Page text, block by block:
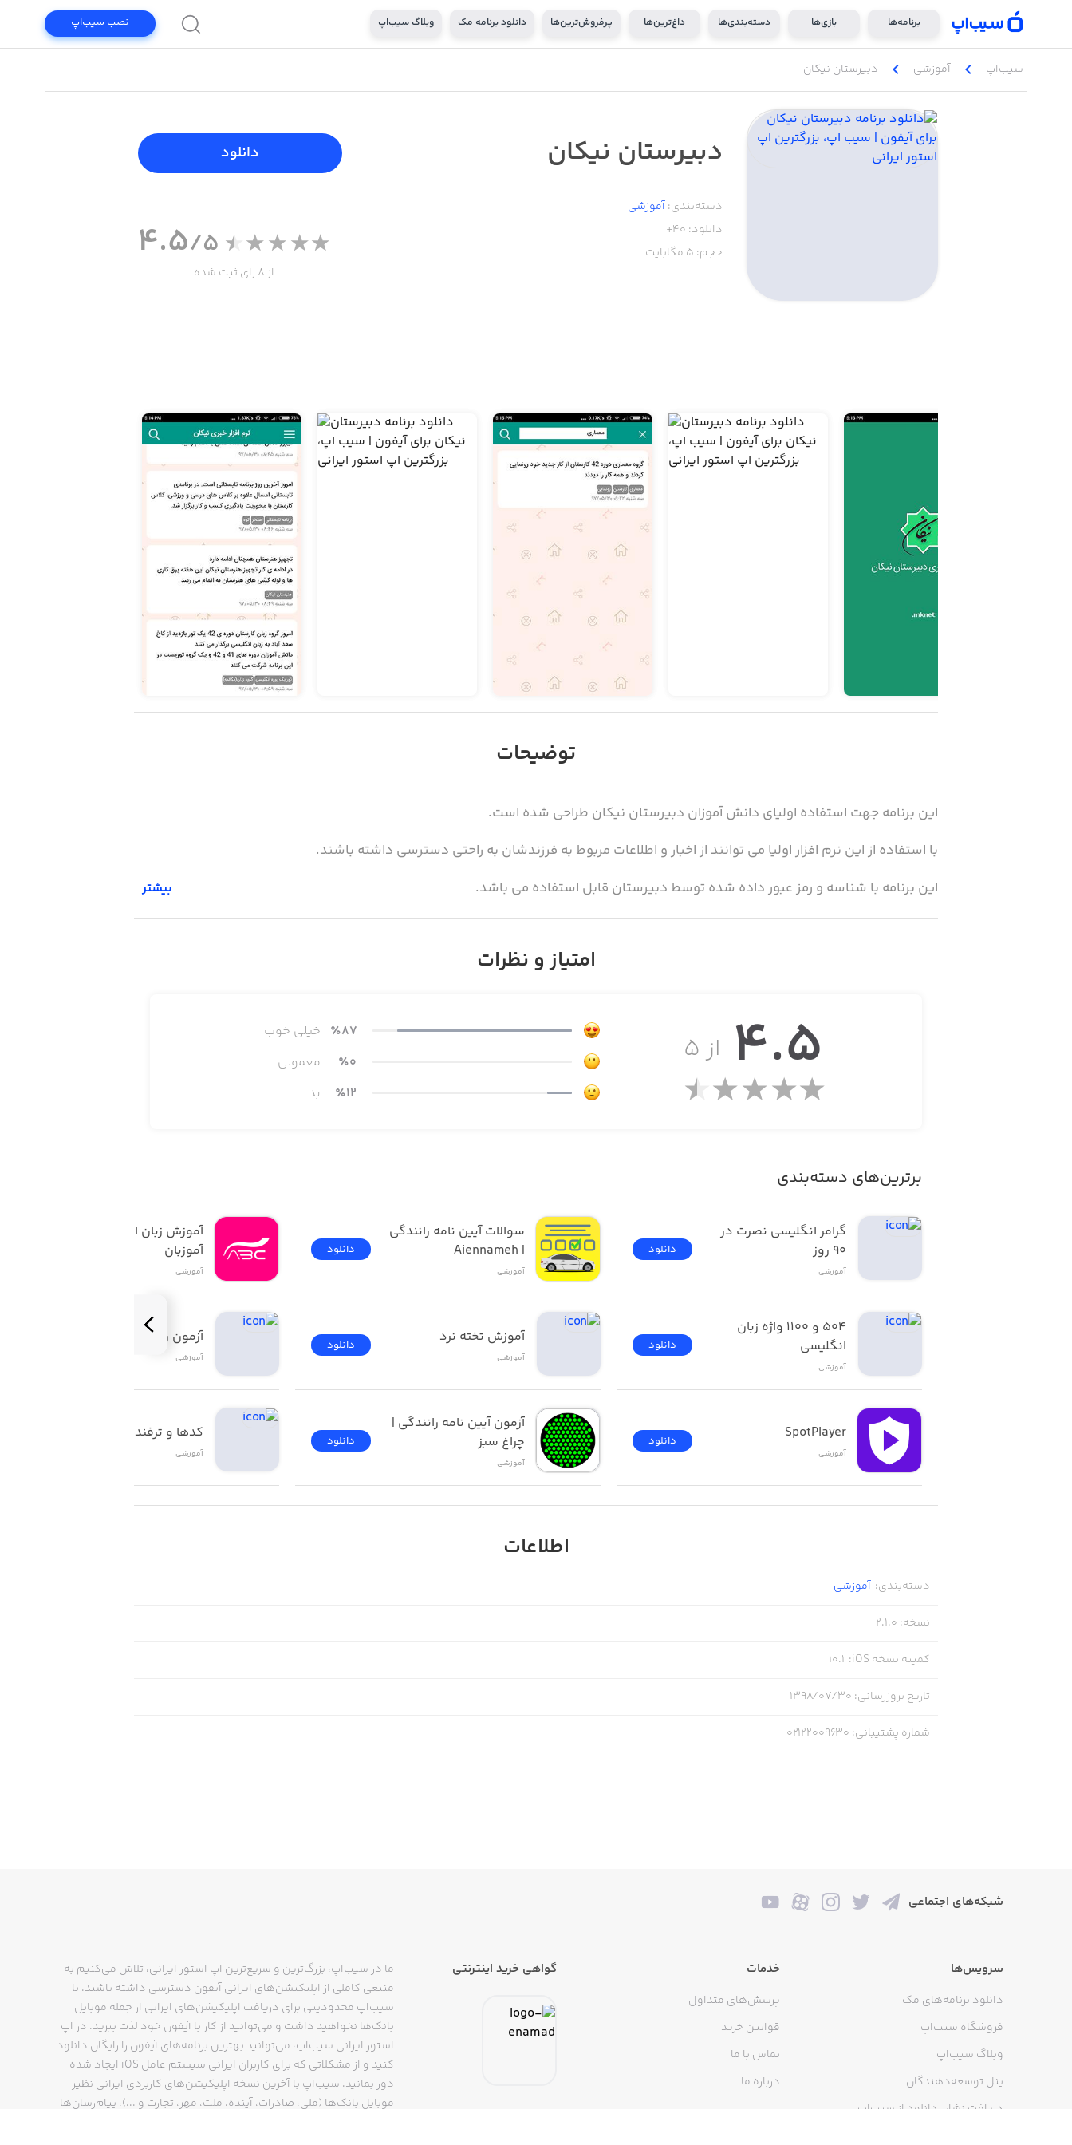
برنامه‌ها بازی‌ها دسته‌بندی‌ها داغ‌ترین‌ها پرفروش‌ترین‌ها دانلود برنامه مک وبلاگ سیب‌اپ نصب سیب‌اپ
سیب‌اپ chevron_left آموزشی chevron_left دبیرستان نیکان
دبیرستان نیکان
دسته‌بندی:آموزشی
دانلود: 40+
حجم: 5 مگابایت
دانلود
4.5/5
از 8 رای ثبت شده
توضیحات
این برنامه جهت استفاده اولیای دانش آموزان دبیرستان نیکان طراحی شده است.
با استفاده از این نرم افزار اولیا می توانند از اخبار و اطلاعات مربوط به فرزندشان به راحتی دسترسی داشته باشند.
این برنامه با شناسه و رمز عبور داده شده توسط دبیرستان قابل استفاده می باشد.
بیشتر
امتیاز و نظرات
از ۵ 4.5 ٪87
خیلی خوب
٪0
معمولی
٪12 بد
برترین‌های دسته‌بندی
٩٠ روز
آموزشی
دانلود
انگلیسی
آموزشی
دانلود
SpotPlayer
آموزشی
دانلود
| Aiennameh
آموزشی
دانلود
آموزش تخته نرد
آموزشی
دانلود
چراغ سبز
آموزشی
دانلود
آموزبان
آموزشی
آزمون راهنمایی و رانندگی
آموزشی
کدها و ترفندهای ios
آموزشی
اطلاعات
دسته‌بندی: آموزشی
نسخه:
2.1.0
کمینه نسخه iOS :
10.1
تاریخ بروزرسانی: ۱۳۹۸/۰۷/۳۰
شماره پشتیبانی:
02122009630
شبکه‌های اجتماعی
سرویس‌ها
دانلود برنامه‌های مک
فروشگاه سیب‌اپ
وبلاگ سیب‌اپ
پنل توسعه‌دهندگان
دریافت نشان دانلود از سیب‌اپ
خدمات
پرسش‌های متداول
قوانین خرید
تماس با ما
درباره ما
گواهی خرید اینترنتی
ما در سیب‌اپ، بزرگ‌ترین و سریع‌ترین اپ استور ایرانی، تلاش می‌کنیم به
منبعی کاملی از اپلیکیشن‌های ایرانی آیفون دسترسی داشته باشید. با
سیب‌اپ محدودیتی برای دریافت اپلیکیشن‌های ایرانی از جمله موبایل
بانک‌ها نخواهید داشت و می‌توانید از کار با آیفون خود لذت ببرید. در اپ
استور ایرانی سیب‌اپ، می‌توانید بهترین برنامه‌های آیفون را رایگان دانلود
کنید و از مشکلاتی که برای کاربران ایرانی سیستم عامل iOS ایجاد شده
دور بمانید. سیب‌اپ با آخرین نسخه اپلیکیشن‌های کاربردی ایرانی نظیر
موبایل بانک‌ها (ملی، صادرات، آینده، ملت، مهر، تجارت و ...)، پیام‌رسان‌ها